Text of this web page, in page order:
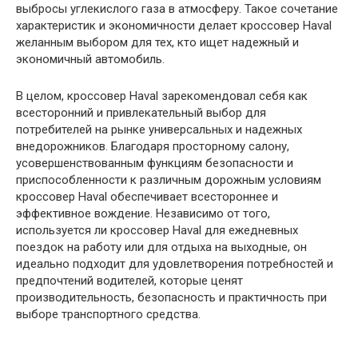
выбросы углекислого газа в атмосферу. Такое сочетание
характеристик и экономичности делает кроссовер Haval
желанным выбором для тех, кто ищет надежный и
экономичный автомобиль.
В целом, кроссовер Haval зарекомендовал себя как
всесторонний и привлекательный выбор для
потребителей на рынке универсальных и надежных
внедорожников. Благодаря просторному салону,
усовершенствованным функциям безопасности и
приспособленности к различным дорожным условиям
кроссовер Haval обеспечивает всестороннее и
эффективное вождение. Независимо от того,
используется ли кроссовер Haval для ежедневных
поездок на работу или для отдыха на выходные, он
идеально подходит для удовлетворения потребностей и
предпочтений водителей, которые ценят
производительность, безопасность и практичность при
выборе транспортного средства.